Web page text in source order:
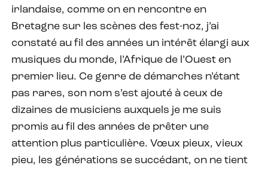
irlandaise, comme on en rencontre en
Bretagne sur les scènes des fest-noz, j’ai
constaté au fil des années un intérêt élargi aux
musiques du monde, l’Afrique de l’Ouest en
premier lieu. Ce genre de démarches n’étant
pas rares, son nom s’est ajouté à ceux de
dizaines de musiciens auxquels je me suis
promis au fil des années de prêter une
attention plus particulière. Vœux pieux, vieux
pieu, les générations se succédant, on ne tient